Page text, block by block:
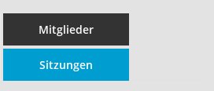
Mitglieder
Sitzungen